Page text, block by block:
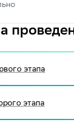
этапа
этапа